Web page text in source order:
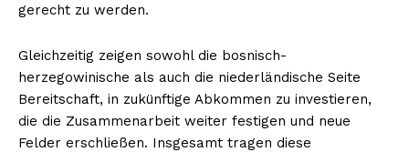
gerecht zu werden.
Gleichzeitig zeigen sowohl die bosnisch-
herzegowinische als auch die niederländische Seite
Bereitschaft, in zukünftige Abkommen zu investieren,
die die Zusammenarbeit weiter festigen und neue
Felder erschließen. Insgesamt tragen diese